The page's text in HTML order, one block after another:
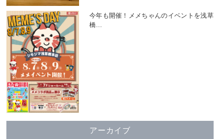
今年も開催！メメちゃんのイベントを浅草
橋…
アーカイブ